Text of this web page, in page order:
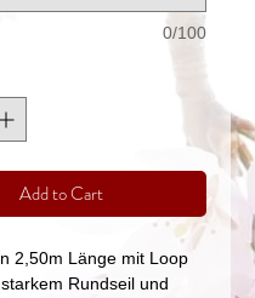
0/100
Add to Cart
2,50m Länge mit Loop
Rundseil und